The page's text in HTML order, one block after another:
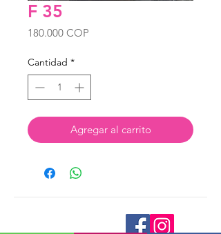
F 35
180.000 COP
Cantidad *
Agregar al carrito